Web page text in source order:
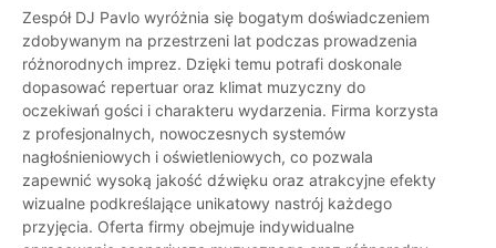
Zespół DJ Pavlo wyróżnia się bogatym doświadczeniem
zdobywanym na przestrzeni lat podczas prowadzenia
różnorodnych imprez. Dzięki temu potrafi doskonale
dopasować repertuar oraz klimat muzyczny do
oczekiwań gości i charakteru wydarzenia. Firma korzysta
z profesjonalnych, nowoczesnych systemów
nagłośnieniowych i oświetleniowych, co pozwala
zapewnić wysoką jakość dźwięku oraz atrakcyjne efekty
wizualne podkreślające unikatowy nastrój każdego
przyjęcia. Oferta firmy obejmuje indywidualne